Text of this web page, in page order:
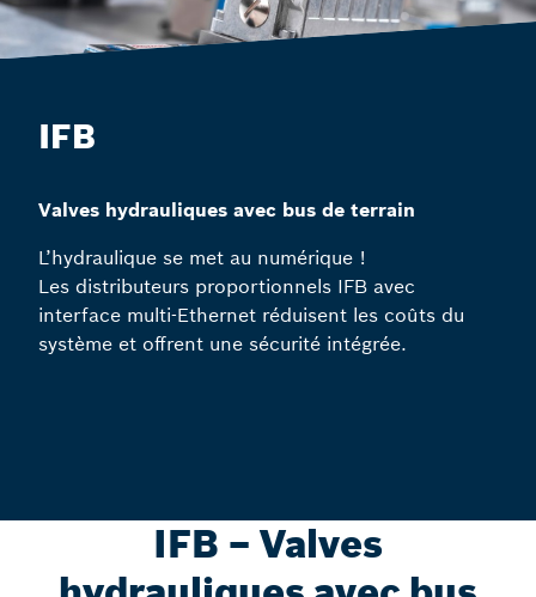
IFB
Valves hydrauliques avec bus de terrain
L’hydraulique se met au numérique !
Les distributeurs proportionnels IFB avec
interface multi-Ethernet réduisent les coûts du
système et offrent une sécurité intégrée.
IFB – Valves